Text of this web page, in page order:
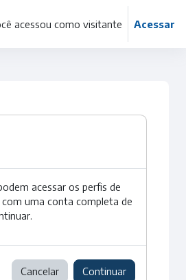
acessou como visitante Acessar
acessar os perfis de
com uma conta completa de
Cancelar Continuar